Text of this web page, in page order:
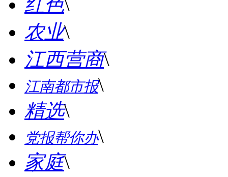
农业\
江西营商\
江南都市报\
精选\
党报帮你办\
家庭\